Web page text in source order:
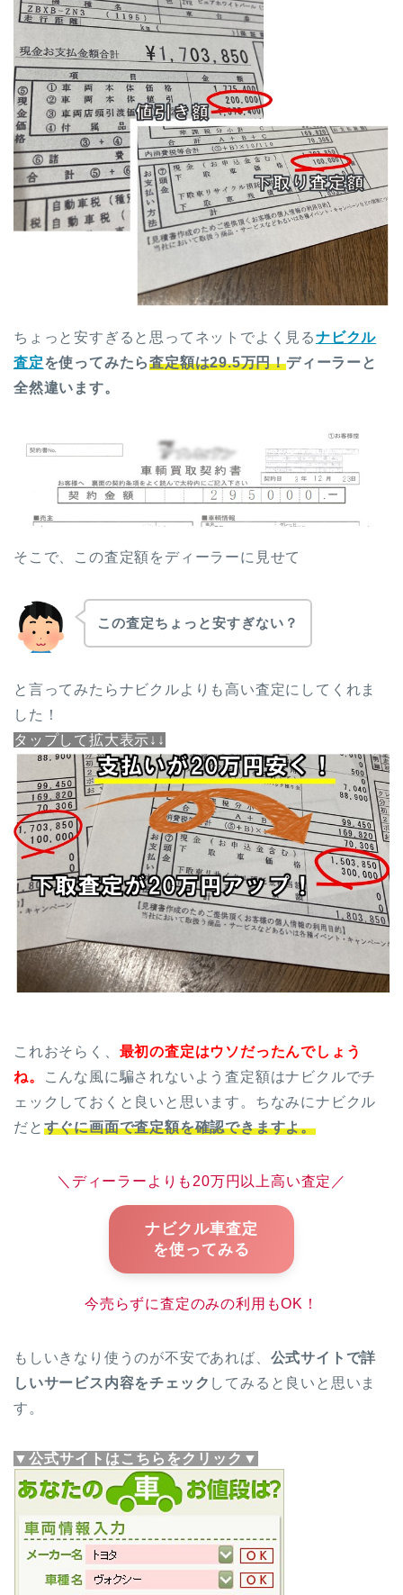
ちょっと安すぎると思ってネットでよく見るナビクル
査定を使ってみたら査定額は29.5万円！ディーラーと
全然違います。
そこで、この査定額をディーラーに見せて
この査定ちょっと安すぎない？
と言ってみたらナビクルよりも高い査定にしてくれま
した！
タップして拡大表示↓↓
これおそらく、 最初の査定はウソだったんでしょう
ね。
こんな風に騙されないよう査定額はナビクルでチ
ェックしておくと良いと思います。ちなみにナビクル
だと すぐに画面で査定額を確認できますよ。
＼ディーラーよりも20万円以上高い査定／
ナビクル車査定
を使ってみる
今売らずに査定のみの利用もOK！
もしいきなり使うのが不安であれば、 公式サイトで詳
しいサービス内容をチェック してみると良いと思いま
す。
▼公式サイトはこちらをクリック▼